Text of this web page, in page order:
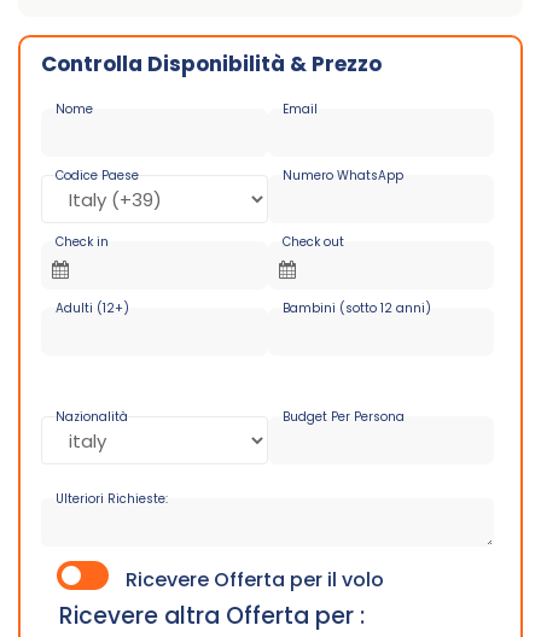
Controlla Disponibilità & Prezzo
Nome Email
Codice Paese Numero WhatsApp
Check in Check out
Adulti (12+) Bambini (sotto 12 anni)
Nazionalità Budget Per Persona
Ulteriori Richieste:
Ricevere Offerta per il volo
Ricevere altra Offerta per :